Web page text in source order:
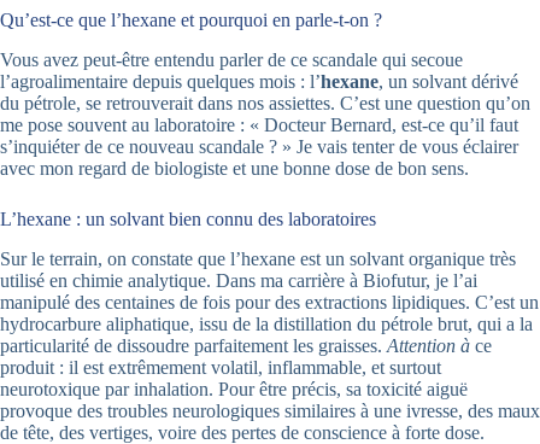
Qu’est-ce que l’hexane et pourquoi en parle-t-on ?
Vous avez peut-être entendu parler de ce scandale qui secoue
l’agroalimentaire depuis quelques mois : l’hexane, un solvant dérivé
du pétrole, se retrouverait dans nos assiettes. C’est une question qu’on
me pose souvent au laboratoire : « Docteur Bernard, est-ce qu’il faut
s’inquiéter de ce nouveau scandale ? » Je vais tenter de vous éclairer
avec mon regard de biologiste et une bonne dose de bon sens.
L’hexane : un solvant bien connu des laboratoires
Sur le terrain, on constate que l’hexane est un solvant organique très
utilisé en chimie analytique. Dans ma carrière à Biofutur, je l’ai
manipulé des centaines de fois pour des extractions lipidiques. C’est un
hydrocarbure aliphatique, issu de la distillation du pétrole brut, qui a la
particularité de dissoudre parfaitement les graisses. Attention à ce
produit : il est extrêmement volatil, inflammable, et surtout
neurotoxique par inhalation. Pour être précis, sa toxicité aiguë
provoque des troubles neurologiques similaires à une ivresse, des maux
de tête, des vertiges, voire des pertes de conscience à forte dose.